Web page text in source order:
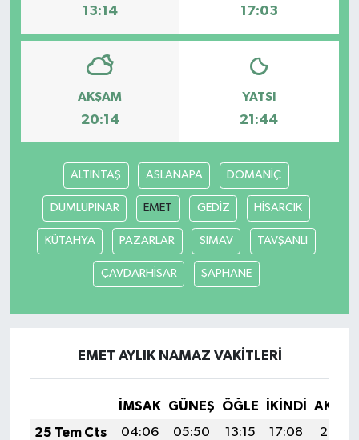
13:14 17:03
AKŞAM
20:14
YATSI
21:44
ALTINTAŞ ASLANAPA DOMANİÇ
DUMLUPINAR EMET GEDİZ HİSARCIK
KÜTAHYA PAZARLAR SİMAV TAVŞANLI
ÇAVDARHİSAR ŞAPHANE
EMET AYLIK NAMAZ VAKITLERI
İMSAK GÜNEŞ ÖĞLE İKINDI
25 Tem Cts
04:06 05:50 13:15 17:08
20:30
Keşfet
Kültür & Sanat
Magazin
Sağlık
Seri İlan
Spor
Vasıta